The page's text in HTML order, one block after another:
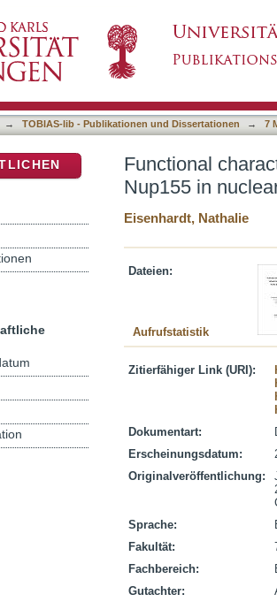
→ TOBIAS-lib - Publikationen und Dissertationen → 7
Functional
Nup155 in
Eisenhardt, Nathalie
Dateien:
Aufrufstatistik
Zitierfähiger Link (URI):
Dokumentart:
Erscheinungsdatum:
Originalveröffentlichung:
Sprache:
Fakultät:
Fachbereich:
Gutachter: